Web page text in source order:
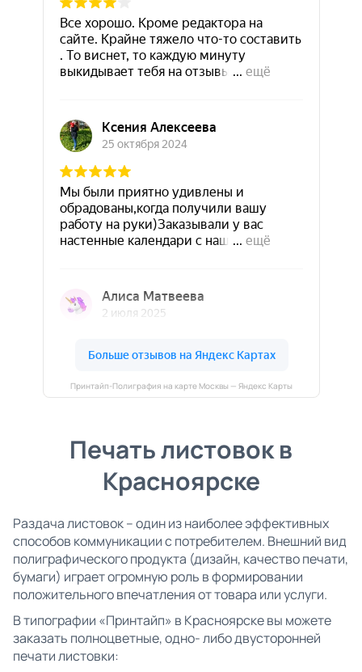
Принтайп-Полиграфия на карте Москвы — Яндекс Карты
Печать листовок в
Красноярске
Раздача листовок – один из наиболее эффективных
способов коммуникации с потребителем. Внешний вид
полиграфического продукта (дизайн, качество печати,
бумаги) играет огромную роль в формировании
положительного впечатления от товара или услуги.
В типографии «Принтайп» в Красноярске вы можете
заказать полноцветные, одно- либо двусторонней
печати листовки: